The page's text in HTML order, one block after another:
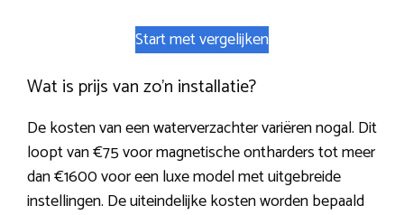
Start met vergelijken
Wat is prijs van zo’n installatie?
De kosten van een waterverzachter variëren nogal. Dit
loopt van €75 voor magnetische ontharders tot meer
dan €1600 voor een luxe model met uitgebreide
instellingen. De uiteindelijke kosten worden bepaald